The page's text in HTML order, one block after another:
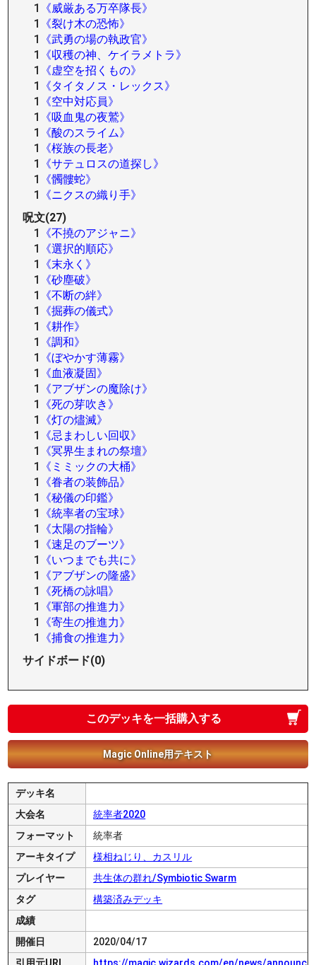
1
《威厳ある万卒隊長》
1
《裂け木の恐怖》
1
《武勇の場の執政官》
1
《収穫の神、ケイラメトラ》
1
《虚空を招くもの》
1
《タイタノス・レックス》
1
《空中対応員》
1
《吸血鬼の夜鷲》
1
《酸のスライム》
1
《桜族の長老》
1
《サテュロスの道探し》
1
《髑髏蛇》
1
《ニクスの織り手》
呪文(27)
1
《不撓のアジャニ》
1
《選択的順応》
1
《末永く》
1
《砂塵破》
1
《不断の絆》
1
《掘葬の儀式》
1
《耕作》
1
《調和》
1
《ぼやかす薄霧》
1
《血液凝固》
1
《アブザンの魔除け》
1
《死の芽吹き》
1
《灯の燼滅》
1
《忌まわしい回収》
1
《冥界生まれの祭壇》
1
《ミミックの大桶》
1
《眷者の装飾品》
1
《秘儀の印鑑》
1
《統率者の宝球》
1
《太陽の指輪》
1
《速足のブーツ》
1
《いつまでも共に》
1
《アブザンの隆盛》
1
《死橋の詠唱》
1
《軍部の推進力》
1
《寄生の推進力》
1
《捕食の推進力》
サイドボード(0)
このデッキを一括購入する
Magic Online用テキスト
デッキ名
大会名
統率者2020
フォーマット
統率者
アーキタイプ
様相ねじり、カスリル
プレイヤー
共生体の群れ/Symbiotic Swarm
タグ
構築済みデッキ
成績
開催日
2020/04/17